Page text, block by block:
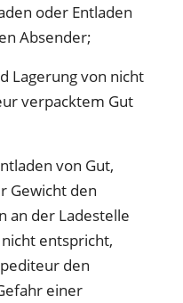
oder Entladen
Absender;
Lagerung von nicht
verpacktem Gut
von Gut,
Gewicht den
an der Ladestelle
entspricht,
den
einer